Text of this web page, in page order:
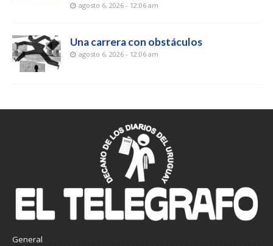
agosto 6, 2026 - 12:06 am
Una carrera con obstáculos
agosto 6, 2026 - 12:06 am
General